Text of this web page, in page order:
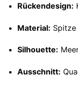
Rückendesign:
Material: Spitze
Silhouette:
Ausschnitt: